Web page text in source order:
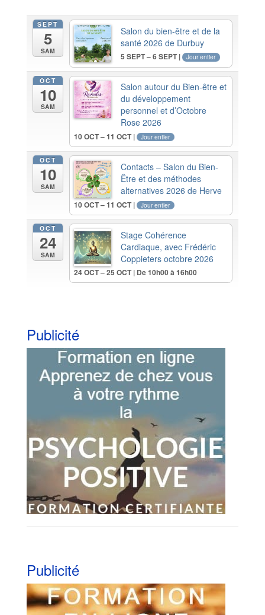
SEPT
5
SAM
Salon du bien-être et de la
santé 2026 de Durbuy
5 SEPT – 6 SEPT | Jour entier
OCT
10
SAM
Salon autour du Bien-être et
du développement
personnel et d’Octobre
Rose 2026
10 OCT – 11 OCT | Jour entier
OCT
10
SAM
Contacts – Salon du Bien-
Être et des méthodes
alternatives 2026 de Herve
10 OCT – 11 OCT | Jour entier
OCT
24
SAM
Stage Cohérence
Cardiaque, avec Frédéric
Coppieters octobre 2026
24 OCT – 25 OCT | De 10h00 à 16h00
Publicité
Publicité